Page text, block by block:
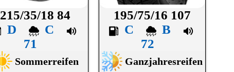
215/35/18 84
D
C
71
Sommerreifen
195/75/16 107
C
B
72
Ganzjahresreifen